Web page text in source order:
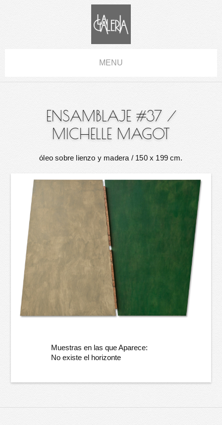
MENU
ENSAMBLAJE #37/
MICHELLE MAGOT
óleo sobre lienzo y madera / 150 x 199 cm.
Muestras en las que Aparece:
No existe el horizonte